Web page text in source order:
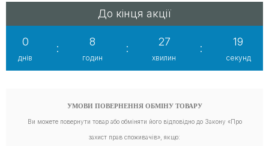
До кінця акції
0
днів
:
8
годин
:
27
хвилин
:
17
секунд
УМОВИ ПОВЕРНЕННЯ ОБМІНУ ТОВАРУ
Ви можете повернути товар або обміняти його відповідно до Закону «Про
захист прав споживачів», якщо: